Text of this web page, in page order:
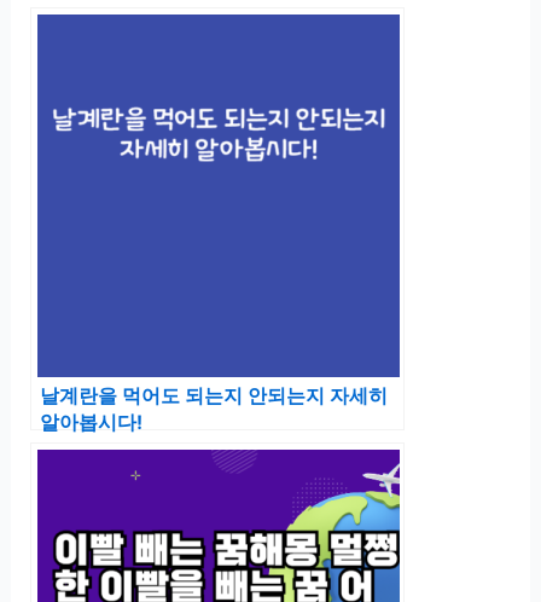
날계란을 먹어도 되는지 안되는지 자세히
알아봅시다!